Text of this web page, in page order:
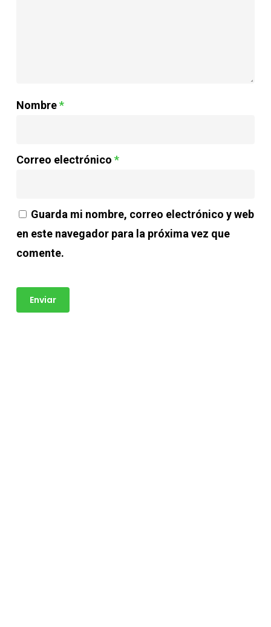
Nombre*
Correo electrónico *
Guarda mi nombre, correo electrónico y web
en este navegador para la próxima vez que
comente.